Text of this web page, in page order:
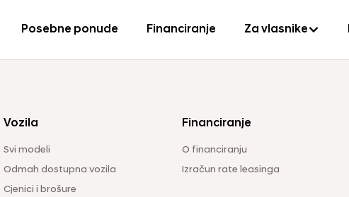
Posebne ponude Financiranje Za vlasnike
Vozila
Svi modeli
Odmah dostupna vozila
Cjenici i brošure
Financiranje
O financiranju
Izračun rate leasinga